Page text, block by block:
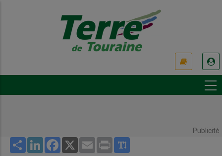
Publicité
Share LinkedInFacebook
X Email Print